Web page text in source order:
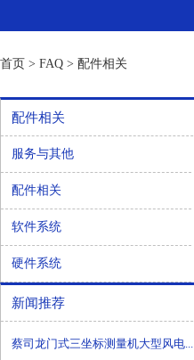
首页 > FAQ > 配件相关
配件相关
服务与其他
配件相关
软件系统
硬件系统
新闻推荐
蔡司龙门式三坐标测量机大型风电...